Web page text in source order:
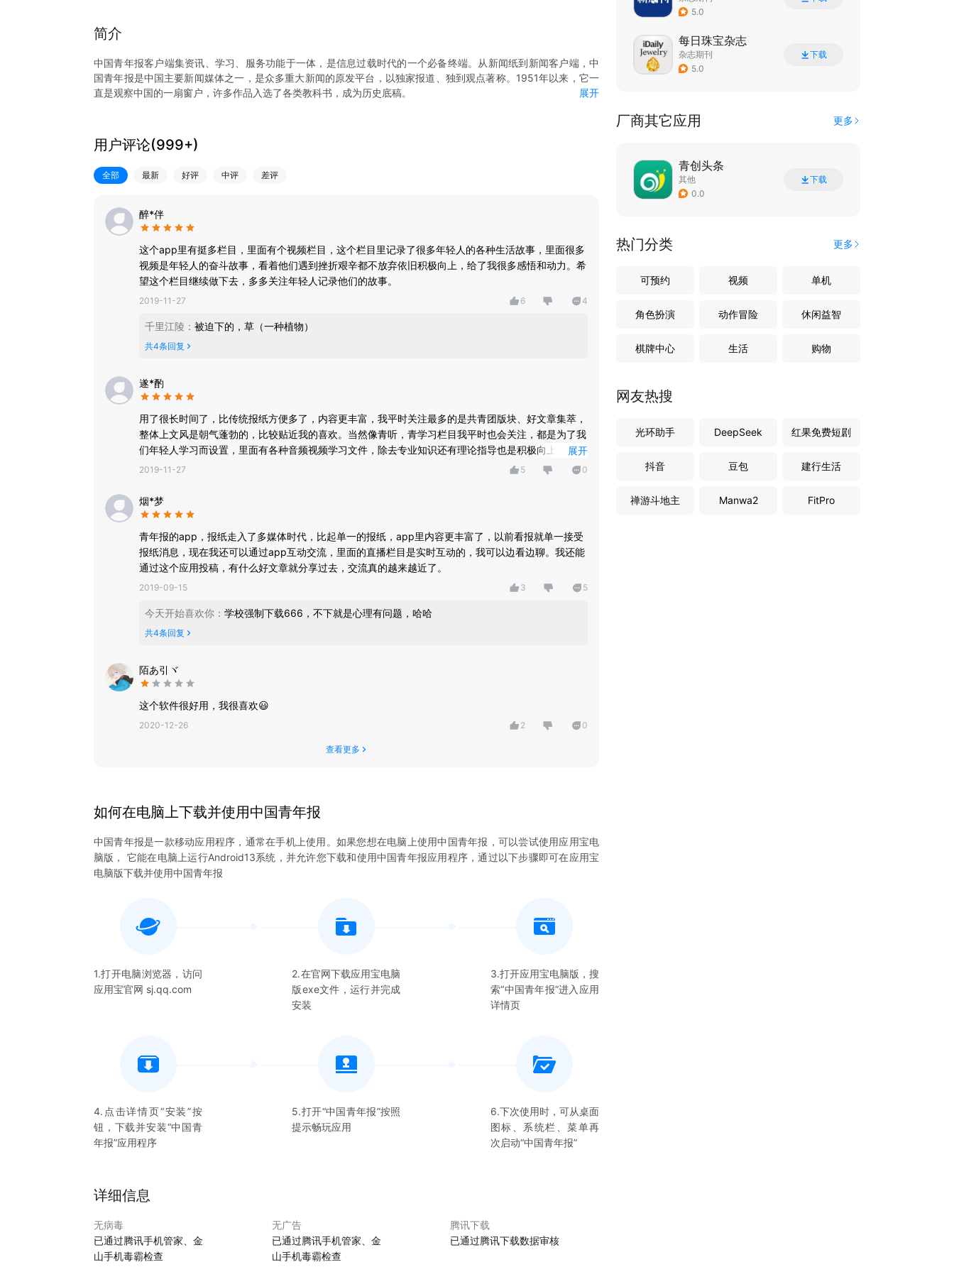
简介
中国青年报客户端集资讯、学习、服务功能于一体，是信息过载时代的一个必备终端。从新闻纸到新闻客户端，中
国青年报是中国主要新闻媒体之一，是众多重大新闻的原发平台，以独家报道、独到观点著称。1951年以来，它一
直是观察中国的一扇窗户，许多作品入选了各类教科书，成为历史底稿。
2、视频化：聚合“青蜂侠”短视频、“我看见”长视频、“中青抖音”小视频等头部视频品牌，新闻报道全面视频化，并向
“中青号”用户提供视频制作工具，产出批量UGC视频内容。
3、服务化：“团团微就业——共青团服务青年就业平台”，由团中央支持，将以各项“共青团认证”，帮助大学毕业生
提高就业竞争力。“青年大学习”是共青团最具知名度的政治理论学习平台。客户端还为青年提供婚恋、考试、义诊等
4、互动化：客户端设置中青号模块，邀请校园媒体、招聘企业、团组织等机构和个人入驻，共建业务交往和心灵交
流的园地。客户端具有征集、评选、排行、记分等功能，支持各种线上互动活动。
展开
用户评论(999+)
全部 最新 好评 中评 差评
醉*伴
这个app里有挺多栏目，里面有个视频栏目，这个栏目里记录了很多年轻人的各种生活故事，里面很多
视频是年轻人的奋斗故事，看着他们遇到挫折艰辛都不放弃依旧积极向上，给了我很多感悟和动力。希
望这个栏目继续做下去，多多关注年轻人记录他们的故事。
2019-11-27 6 4
千里江陵 ： 被迫下的，草（一种植物）
共4条回复
遂*酌
用了很长时间了，比传统报纸方便多了，内容更丰富，我平时关注最多的是共青团版块、好文章集萃，
整体上文风是朝气蓬勃的，比较贴近我的喜欢。当然像青听，青学习栏目我平时也会关注，都是为了我
们年轻人学习而设置，里面有各种音频视频学习文件，除去专业知识还有理论指导也是积极向上的，起
到了很好的引导作用。
展开
2019-11-27 5 0
烟*梦
青年报的app，报纸走入了多媒体时代，比起单一的报纸，app里内容更丰富了，以前看报就单一接受
报纸消息，现在我还可以通过app互动交流，里面的直播栏目是实时互动的，我可以边看边聊。我还能
通过这个应用投稿，有什么好文章就分享过去，交流真的越来越近了。
2019-09-15 3 5
今天开始喜欢你 ： 学校强制下载666，不下就是心理有问题，哈哈
共4条回复
陌あ引ヾ
这个软件很好用，我很喜欢😃
2020-12-26 2 0
查看更多
如何在电脑上下载并使用中国青年报
中国青年报是一款移动应用程序，通常在手机上使用。如果您想在电脑上使用中国青年报 ，可以尝试使用应用宝电
脑版， 它能在电脑上运行Android13系统，并允许您下载和使用中国青年报应用程序，通过以下步骤即可在应用宝
电脑版下载并使用中国青年报
1.打开电脑浏览器，访问
应用宝官网 sj.qq.com
2.在官网下载应用宝电脑
版exe文件，运行并完成
安装
3.打开应用宝电脑版，搜
索“中国青年报”进入应用
详情页
4.点击详情页“安装”按
钮，下载并安装“中国青
年报”应用程序
5.打开“中国青年报”按照
提示畅玩应用
6.下次使用时，可从桌面
图标、系统栏、菜单再
次启动“中国青年报”
详细信息
无病毒
已通过腾讯手机管家、金
山手机毒霸检查
无广告
已通过腾讯手机管家、金
山手机毒霸检查
腾讯下载
已通过腾讯下载数据审核
5.0
每日珠宝杂志
杂志期刊
5.0
下载
厂商其它应用 更多
青创头条
其他
0.0
下载
热门分类 更多
可预约 视频 单机
角色扮演 动作冒险 休闲益智
棋牌中心 生活 购物
网友热搜
光环助手 DeepSeek 红果免费短剧
抖音 豆包 建行生活
禅游斗地主 Manwa2 FitPro